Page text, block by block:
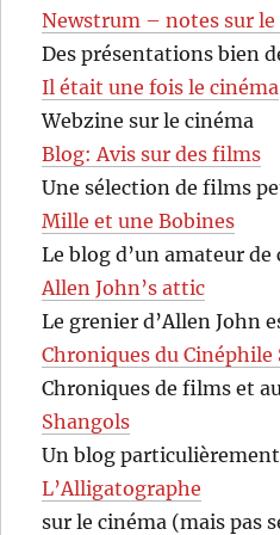
Newstrum – notes sur le
Des présentations bien
Il était une fois le cinéma
Webzine sur le cinéma
Blog: Avis sur des films
Une sélection de films
Mille et une Bobines
Le blog d’un amateur de
Allen John’s attic
Le grenier d’Allen John
Chroniques du
Chroniques de films et
Shangols
Un blog
L’Alligatographe
sur le cinéma (mais pas